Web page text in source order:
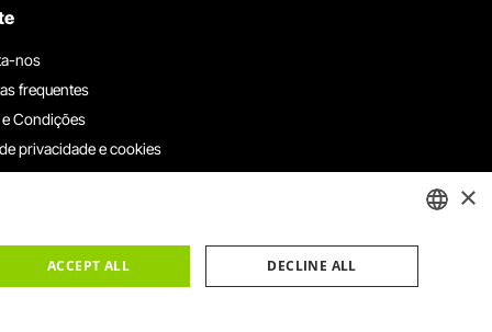
nos
frequentes
Condições
privacidade e cookies
connosco
×
ACCEPT ALL DECLINE ALL